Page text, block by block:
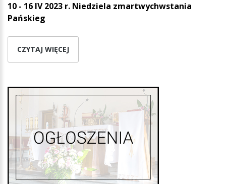
10 - 16 IV 2023 r. Niedziela zmartwychwstania
Pańskieg
CZYTAJ WIĘCEJ